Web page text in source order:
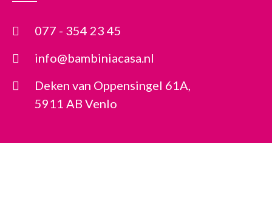
077 - 354 23 45
info@bambiniacasa.nl
Deken van Oppensingel 61A,
5911 AB Venlo